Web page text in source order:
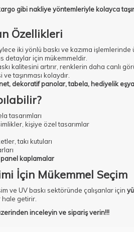
gibi nakliye yöntemleriyle kolayca
Özellikleri
iki yönlü baskı ve kazıma işlemlerinde
detaylar için mükemmeldir.
kalitesini artırır, renklerin daha canlı
taşınması kolaydır.
dekoratif panolar, tabela, hediyelik
tasarımları
kişiye özel tasarımlar
takı kutuları
panel kaplamalar
İçin Mükemmel Seçim
ve UV baskı sektöründe çalışanlar için
hale getirir.
inceleyin ve sipariş verin!!!